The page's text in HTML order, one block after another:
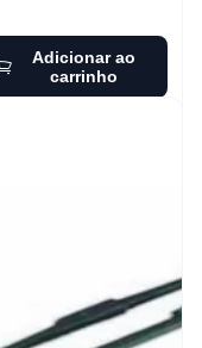
Adicionar ao
carrinho